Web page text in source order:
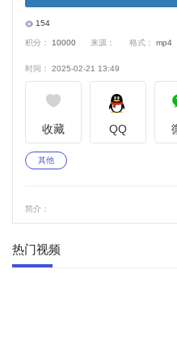
154
积分： 10000 来源： 格式： mp4
时间： 2025-02-21 13:49
收藏 QQ
其他
简介：
热门视频